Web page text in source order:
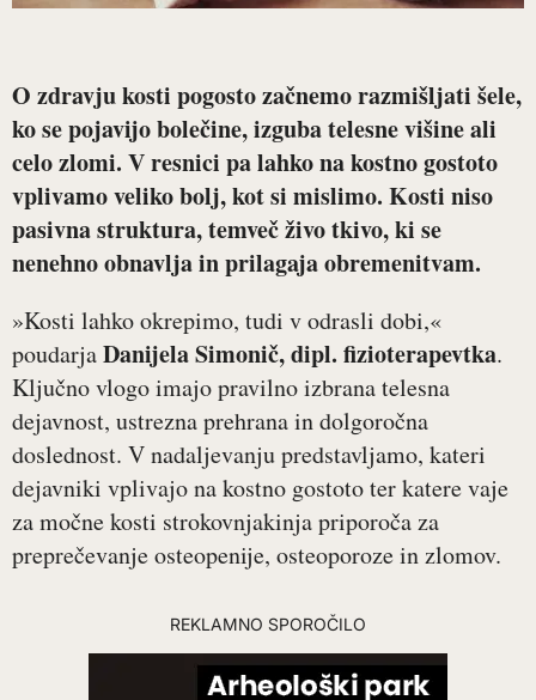
O zdravju kosti pogosto začnemo razmišljati šele,
ko se pojavijo bolečine, izguba telesne višine ali
celo zlomi. V resnici pa lahko na kostno gostoto
vplivamo veliko bolj, kot si mislimo. Kosti niso
pasivna struktura, temveč živo tkivo, ki se
nenehno obnavlja in prilagaja obremenitvam.
»Kosti lahko okrepimo, tudi v odrasli dobi,«
poudarjaDanijela Simonič, dipl. fizioterapevtka.
Ključno vlogo imajo pravilno izbrana telesna
dejavnost, ustrezna prehrana in dolgoročna
doslednost. V nadaljevanju predstavljamo, kateri
dejavniki vplivajo na kostno gostoto ter katere vaje
za močne kosti strokovnjakinja priporoča za
preprečevanje osteopenije, osteoporoze in zlomov.
REKLAMNO SPOROČILO